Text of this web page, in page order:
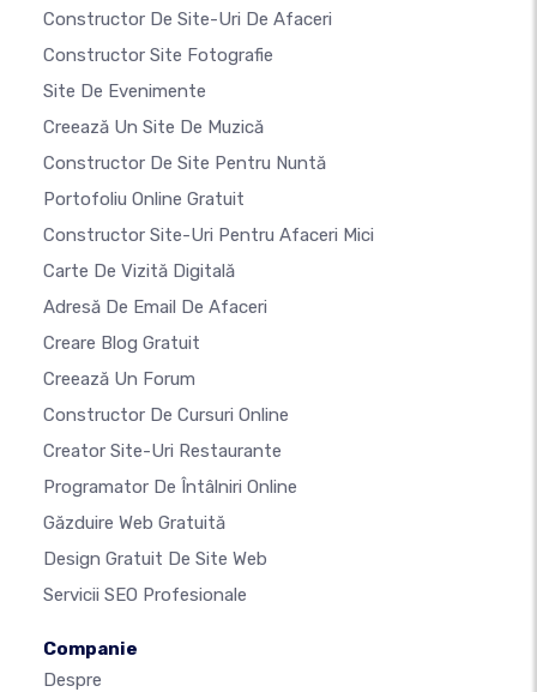
Constructor De Site-Uri De Afaceri
Constructor Site Fotografie
Site De Evenimente
Creează Un Site De Muzică
Constructor De Site Pentru Nuntă
Portofoliu Online Gratuit
Constructor Site-Uri Pentru Afaceri Mici
Carte De Vizită Digitală
Adresă De Email De Afaceri
Creare Blog Gratuit
Creează Un Forum
Constructor De Cursuri Online
Creator Site-Uri Restaurante
Programator De Întâlniri Online
Găzduire Web Gratuită
Design Gratuit De Site Web
Servicii SEO Profesionale
Companie
Despre